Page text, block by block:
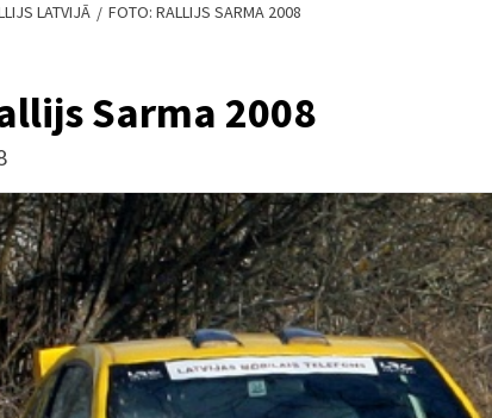
LATVIJĀ FOTO: RALLIJS SARMA 2008
Sarma 2008